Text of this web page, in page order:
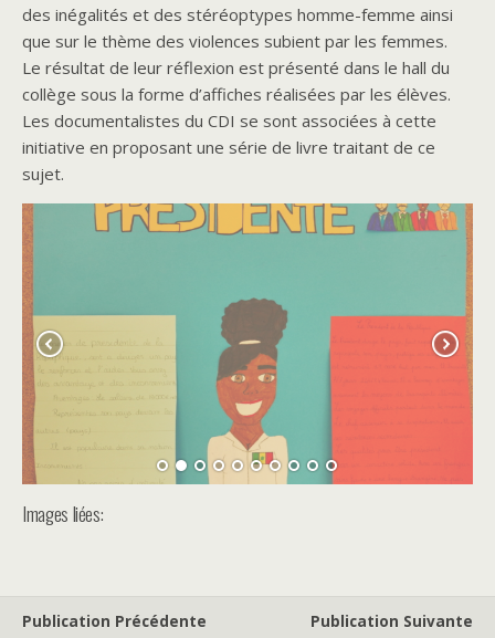
des inégalités et des stéréoptypes homme-femme ainsi
que sur le thème des violences subient par les femmes.
Le résultat de leur réflexion est présenté dans le hall du
collège sous la forme d’affiches réalisées par les élèves.
Les documentalistes du CDI se sont associées à cette
initiative en proposant une série de livre traitant de ce
sujet.
Images liées:
Publication Précédente Publication Suivante